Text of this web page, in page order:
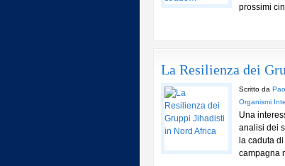
prossimi
La Resilienza dei
Scritto da
Organismi
Una
analisi dei
la caduta
campagna